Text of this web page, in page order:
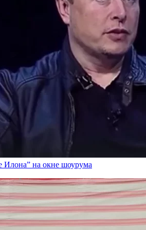
Илона” на окне шоурума